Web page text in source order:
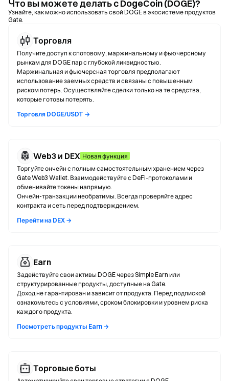
Что вы можете делать с DogeCoin (DOGE)?
Узнайте, как можно использовать свой DOGE в экосистеме продуктов
Gate.
Торговля
Получите доступ к спотовому, маржинальному и фьючерсному
рынкам для DOGE пар с глубокой ликвидностью.
Маржинальная и фьючерсная торговля предполагают
использование заемных средств и связаны с повышенным
риском потерь. Осуществляйте сделки только на те средства,
которые готовы потерять.
Торговля DOGE/USDT →
Web3 и DEX Новая функция
Торгуйте ончейн с полным самостоятельным хранением через
Gate Web3 Wallet. Взаимодействуйте с DeFi-протоколами и
обменивайте токены напрямую.
Ончейн-транзакции необратимы. Всегда проверяйте адрес
контракта и сеть перед подтверждением.
Перейти на DEX →
Earn
Задействуйте свои активы DOGE через Simple Earn или
структурированные продукты, доступные на Gate.
Доход не гарантирован и зависит от продукта. Перед подпиской
ознакомьтесь с условиями, сроком блокировки и уровнем риска
каждого продукта.
Посмотреть продукты Earn →
Торговые боты